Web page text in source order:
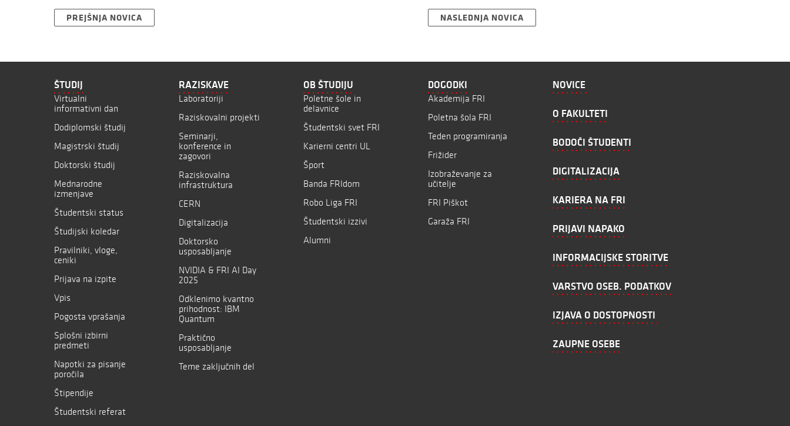
PREJŠNJA NOVICA NASLEDNJA NOVICA
ŠTUDIJ
Virtualni
informativni dan
Dodiplomski študij
Magistrski študij
Doktorski študij
Mednarodne
izmenjave
Študentski status
Študijski koledar
Pravilniki, vloge,
ceniki
Prijava na izpite
Vpis
Pogosta vprašanja
Splošni izbirni
predmeti
Napotki za pisanje
poročila
Štipendije
Študentski referat
RAZISKAVE
Laboratoriji
Raziskovalni projekti
Seminarji,
konference in
zagovori
Raziskovalna
infrastruktura
CERN
Digitalizacija
Doktorsko
usposabljanje
NVIDIA & FRI AI Day
2025
Odklenimo kvantno
prihodnost: IBM
Quantum
Praktično
usposabljanje
Teme zaključnih del
OB ŠTUDIJU
Poletne šole in
delavnice
Študentski svet FRI
Karierni centri UL
Šport
Banda FRIdom
Robo Liga FRI
Študentski izzivi
Alumni
DOGODKI
Akademija FRI
Poletna šola FRI
Teden programiranja
Frižider
Izobraževanje za
učitelje
FRI Piškot
Garaža FRI
NOVICE
O FAKULTETI
BODOČI ŠTUDENTI
DIGITALIZACIJA
KARIERA NA FRI
PRIJAVI NAPAKO
INFORMACIJSKE STORITVE
VARSTVO OSEB. PODATKOV
IZJAVA O DOSTOPNOSTI
ZAUPNE OSEBE